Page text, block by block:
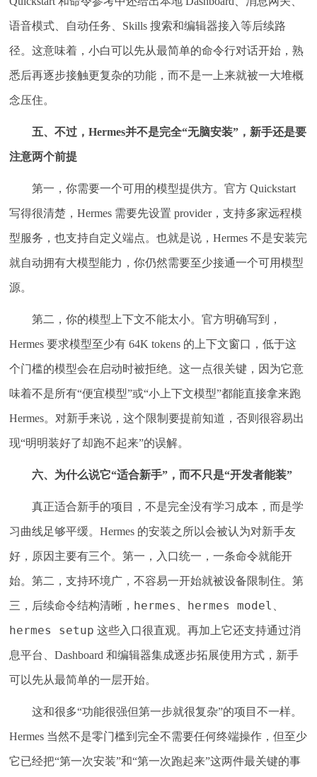
语音模式、自动任务、Skills 搜索和编辑器接入等后续路
径。这意味着，小白可以先从最简单的命令行对话开始，熟
悉后再逐步接触更复杂的功能，而不是一上来就被一大堆概
念压住。
五、不过，Hermes并不是完全“无脑安装”，新手还是要
注意两个前提
第一，你需要一个可用的模型提供方。官方 Quickstart
写得很清楚，Hermes 需要先设置 provider，支持多家远程模
型服务，也支持自定义端点。也就是说，Hermes 不是安装完
就自动拥有大模型能力，你仍然需要至少接通一个可用模型
源。
第二，你的模型上下文不能太小。官方明确写到，
Hermes 要求模型至少有 64K tokens 的上下文窗口，低于这
个门槛的模型会在启动时被拒绝。这一点很关键，因为它意
味着不是所有“便宜模型”或“小上下文模型”都能直接拿来跑
Hermes。对新手来说，这个限制要提前知道，否则很容易出
现“明明装好了却跑不起来”的误解。
六、为什么说它“适合新手”，而不只是“开发者能装”
真正适合新手的项目，不是完全没有学习成本，而是学
习曲线足够平缓。Hermes 的安装之所以会被认为对新手友
好，原因主要有三个。第一，入口统一，一条命令就能开
始。第二，支持环境广，不容易一开始就被设备限制住。第
三，后续命令结构清晰， hermes hermes model
hermes setup 这些入口很直观。再加上它还支持通过消
息平台、Dashboard 和编辑器集成逐步拓展使用方式，新手
可以先从最简单的一层开始。
这和很多“功能很强但第一步就很复杂”的项目不一样。
Hermes 当然不是零门槛到完全不需要任何终端操作，但至少
它已经把“第一次安装”和“第一次跑起来”这两件最关键的事